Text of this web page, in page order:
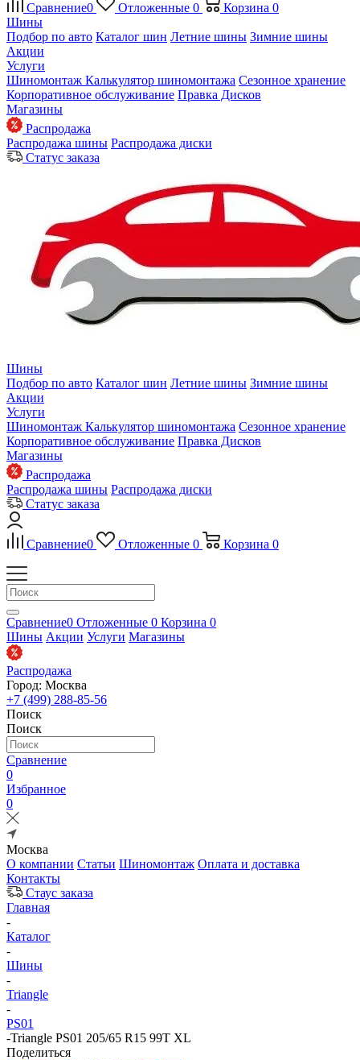
Сравнение0 Отложенные 0 Корзина 0
Шины
Подбор по авто Каталог шин Летние шины Зимние шины
Акции
Услуги
Шиномонтаж Калькулятор шиномонтажа Сезонное хранение
Корпоративное обслуживание Правка Дисков
Магазины
Распродажа
Распродажа шины Распродажа диски
Статус заказа
Шины
Подбор по авто Каталог шин Летние шины Зимние шины
Акции
Услуги
Шиномонтаж Калькулятор шиномонтажа Сезонное хранение
Корпоративное обслуживание Правка Дисков
Магазины
Распродажа
Распродажа шины Распродажа диски
Статус заказа
Сравнение0 Отложенные 0 Корзина 0
Сравнение0 Отложенные 0 Корзина 0
Шины Акции Услуги Магазины
Распродажа
Город: Москва
+7 (499) 288-85-56
Поиск
Поиск
Сравнение
0
Избранное
0
Москва
О компании Статьи Шиномонтаж Оплата и доставка
Контакты
Стаус заказа
Главная
-
Каталог
-
Шины
-
Triangle
-
PS01
-Triangle PS01 205/65 R15 99T XL
Поделиться